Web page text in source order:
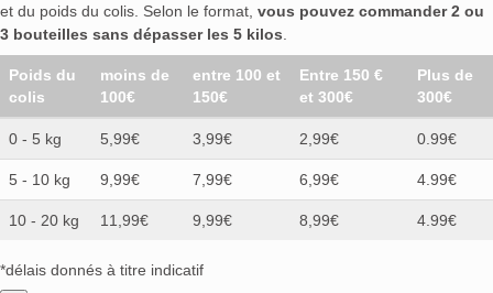
et du poids du colis. Selon le format, vous pouvez commander 2 ou
3 bouteilles sans dépasser les 5 kilos
Poids du
colis
moins de
100€
entre 100 et
150€
Entre 150 €
et 300€
Plus de
300€
0 - 5 kg 5,99€ 3,99€ 2,99€ 0.99€
5 - 10 kg 9,99€ 7,99€ 6,99€ 4.99€
10 - 20 kg 11,99€ 9,99€ 8,99€ 4.99€
*délais donnés à titre indicatif